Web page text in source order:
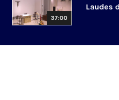
37:00
Laudes